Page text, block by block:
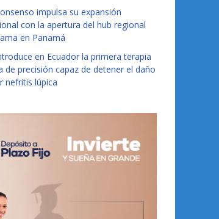
impulsa su expansión
con la apertura del hub regional
en Panamá
en Ecuador la primera terapia
de precisión capaz de detener el daño
nefritis lúpica